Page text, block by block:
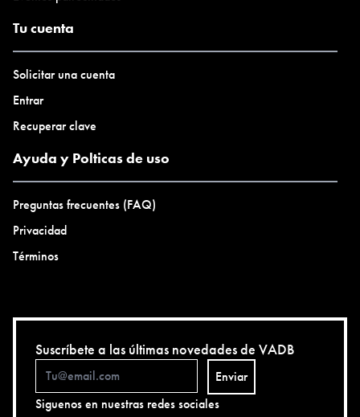
Tu cuenta
Solicitar una cuenta
Entrar
Recuperar clave
Ayuda y Polticas de uso
Preguntas frecuentes (FAQ)
Privacidad
Términos
Suscríbete a las últimas novedades de VADB
Enviar
Siguenos en nuestras redes sociales